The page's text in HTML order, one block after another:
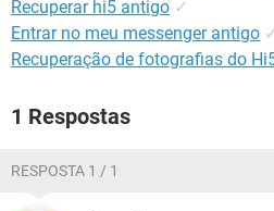
Recuperar hi5 antigo ✓
Entrar no meu messenger antigo ✓
Recuperação de fotografias do
1 Respostas
RESPOSTA 1 / 1